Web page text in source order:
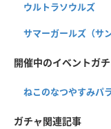
ウルトラソウルズ
サマーガールズ（サ
開催中のイベントガ
ねこのなつやすみパ
ガチャ関連記事